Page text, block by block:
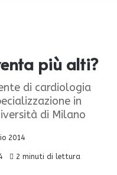
più alti?
di cardiologia
in
di Milano
2014
2 minuti di lettura